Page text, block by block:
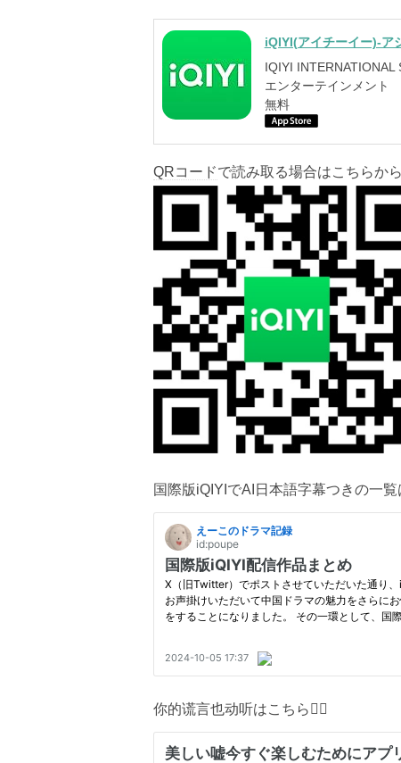
iQIYI(アイチーイー)-ア
IQIYI INTERNATIONAL
エンターテインメント
無料
QRコードで読み取る場合はこちらか
国際版iQIYIでAI日本語字幕つきの一覧
你的谎言也动听はこちら💁‍♀️